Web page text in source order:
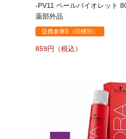
-PV11 ペールバイオレット
薬部外品
提携倉庫B（同梱別）
859